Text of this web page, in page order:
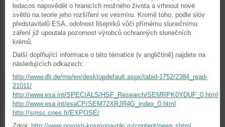
ledacos napovědět o hranicích možného života a vrhnout nové
světlo na teorie jeho rozšíření ve vesmíru. Kromě toho, podle slov
představitelů ESA, odolnost lišejníků vůči přímému slunečnímu
záření již upoutala pozornost výrobců ochranných slunečních
krémů.
Další doplňující informace o této tématice (v angličtině) najdete na
následujících odkazech:
http://www.dlr.de/me/en/desktopdefault.aspx/tabid-1752/2384_read-
21011/
http://www.esa.int/SPECIALS/HSF_Research/SEMRPK0YDUF_0.html
http://www.esa.int/esaCP/SEM72XRJR4G_index_0.html
http://smsc.cnes.fr/EXPOSE/